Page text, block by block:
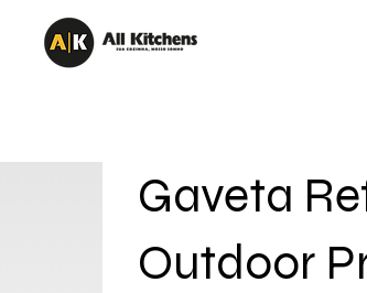
Gaveta
Outdoor